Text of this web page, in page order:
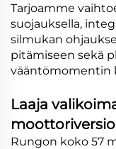
Tarjoamme
suojauksella,
silmukan
pitämiseen sekä
vääntömomentin
Laaja
Rungon koko 57